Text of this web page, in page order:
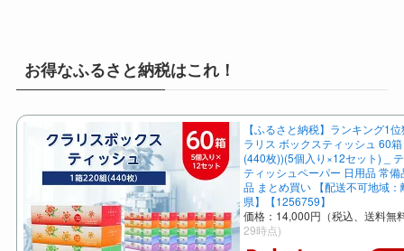
お得なふるさと納税はこれ！
【ふるさと納税】ランキング1
ラリス ボックスティッシュ 60
(440枚))(5個入り×12セット) _
ティッシュペーパー 日用品 常備
品 まとめ買い 【配送不可地域：
県】【1256759】
価格：14,000円（税込、送料無
29時点)